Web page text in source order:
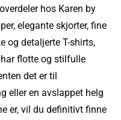
hos Karen by
elegante skjorter, fine
og detaljerte T-shirts,
flotte og stilfulle
det er til
eller en avslappet helg
er, vil du definitivt finne